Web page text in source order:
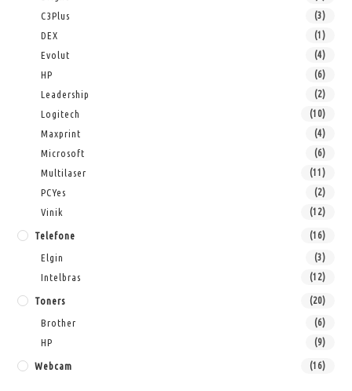
C3Plus (3)
DEX (1)
Evolut (4)
HP (6)
Leadership (2)
Logitech (10)
Maxprint (4)
Microsoft (6)
Multilaser (11)
PCYes (2)
Vinik (12)
Telefone (16)
Elgin (3)
Intelbras (12)
Toners (20)
Brother (6)
HP (9)
Webcam (16)